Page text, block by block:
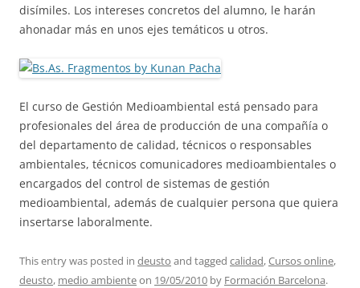
disímiles. Los intereses concretos del alumno, le harán
ahonadar más en unos ejes temáticos u otros.
El curso de Gestión Medioambiental está pensado para
profesionales del área de producción de una compañía o
del departamento de calidad, técnicos o responsables
ambientales, técnicos comunicadores medioambientales o
encargados del control de sistemas de gestión
medioambiental, además de cualquier persona que quiera
insertarse laboralmente.
This entry was posted in deusto and tagged calidad,Cursos online,
deusto, medio ambienteon 19/05/2010 by Formación Barcelona.